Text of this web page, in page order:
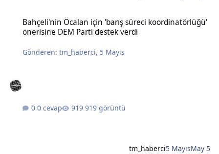
Bahçeli'nin Öcalan için 'barış süreci koordinatörlüğü'
önerisine DEM Parti destek verdi
Gönderen:tm_haberci, 5 Mayıs
0 cevap 919 görüntü
tm_haberci5 MayısMay 5